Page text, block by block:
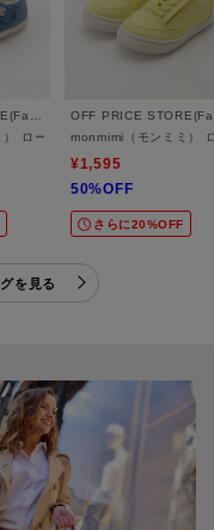
カー
OFF PRICE STORE(Fashion Goods)
ローカット面ファスナースニー
monmimi（モンミミ）
¥1,595
50%OFF
さらに20%OFF
を見る